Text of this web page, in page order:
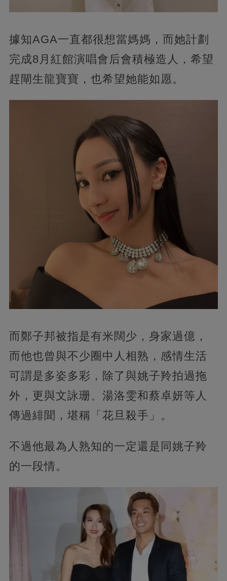
據知AGA一直都很想當媽媽，而她計劃
完成8月紅館演唱會后會積極造人，希望
趕閘生龍寶寶，也希望她能如愿。
而鄭子邦被指是有米闊少，身家過億，
而他也曾與不少圈中人相熟，感情生活
可謂是多姿多彩，除了與姚子羚拍過拖
外，更與文詠珊、湯洛雯和蔡卓妍等人
傳過緋聞，堪稱「花旦殺手」。
不過他最為人熟知的一定還是同姚子羚
的一段情。